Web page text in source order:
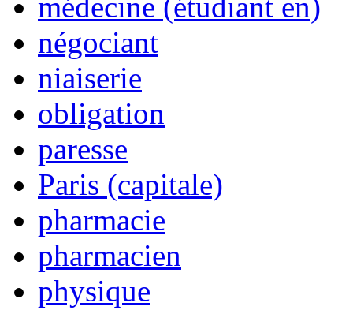
négociant
niaiserie
obligation
paresse
Paris (capitale)
pharmacie
pharmacien
physique